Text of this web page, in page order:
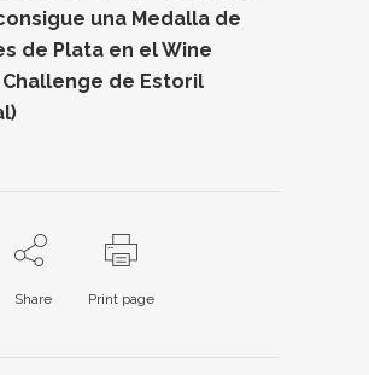
una Medalla de
de Plata en el Wine
de Estoril
Share Print page